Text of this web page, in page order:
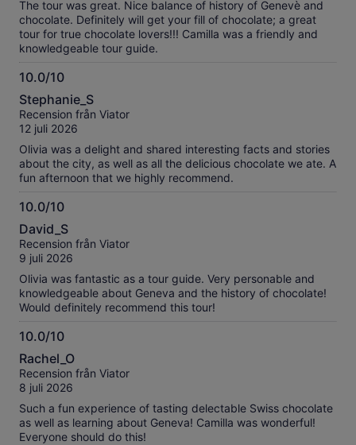
The tour was great. Nice balance of history of Genevè and
chocolate. Definitely will get your fill of chocolate; a great
tour for true chocolate lovers!!! Camilla was a friendly and
knowledgeable tour guide.
10.0/10
10.0
av
10
Stephanie_S
Recension från Viator
12 juli 2026
Olivia was a delight and shared interesting facts and stories
about the city, as well as all the delicious chocolate we ate. A
fun afternoon that we highly recommend.
10.0/10
10.0
av
10
David_S
Recension från Viator
9 juli 2026
Olivia was fantastic as a tour guide. Very personable and
knowledgeable about Geneva and the history of chocolate!
Would definitely recommend this tour!
10.0/10
10.0
av
10
Rachel_O
Recension från Viator
8 juli 2026
Such a fun experience of tasting delectable Swiss chocolate
as well as learning about Geneva! Camilla was wonderful!
Everyone should do this!